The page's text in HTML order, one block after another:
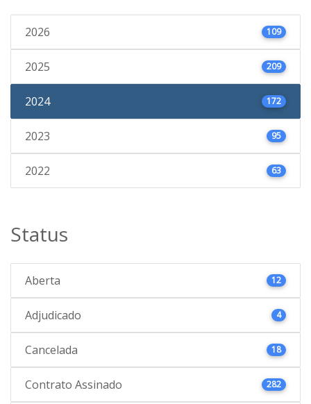
2026 109
2025 209
2024 172
2023 95
2022 63
Status
Aberta 12
Adjudicado 4
Cancelada 18
Contrato Assinado 282